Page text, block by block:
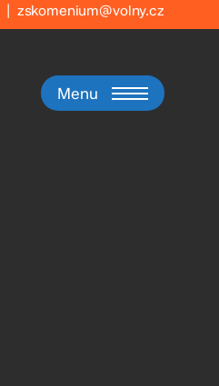
| zskomenium@volny.cz
Menu